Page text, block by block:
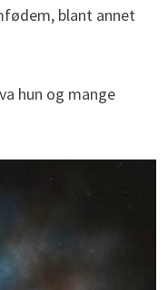
blant annet
hun og mange